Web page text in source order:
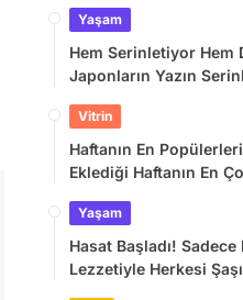
Yaşam
Hem Serinletiyor Hem
Japonların Yazın
Vitrin
Haftanın En
Eklediği Haftanın En
Yaşam
Hasat Başladı!
Lezzetiyle Herkesi